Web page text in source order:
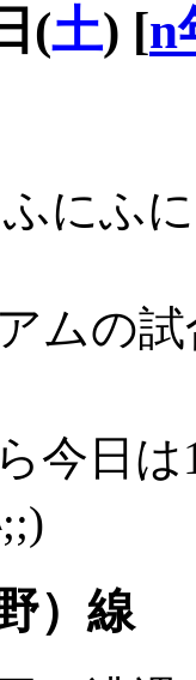
(土) [n
にふ
ムの
今日
）線